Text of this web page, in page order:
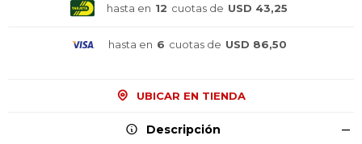
hasta en 12 cuotas de USD 43,25
hasta en 6 cuotas de USD 86,50
UBICAR EN TIENDA
Descripción
¡Sumate a la forma más ágil de
comprar!
¡Sumate a la forma más ágil de
comprar!
¡Sumate a la forma más ágil de
comprar!